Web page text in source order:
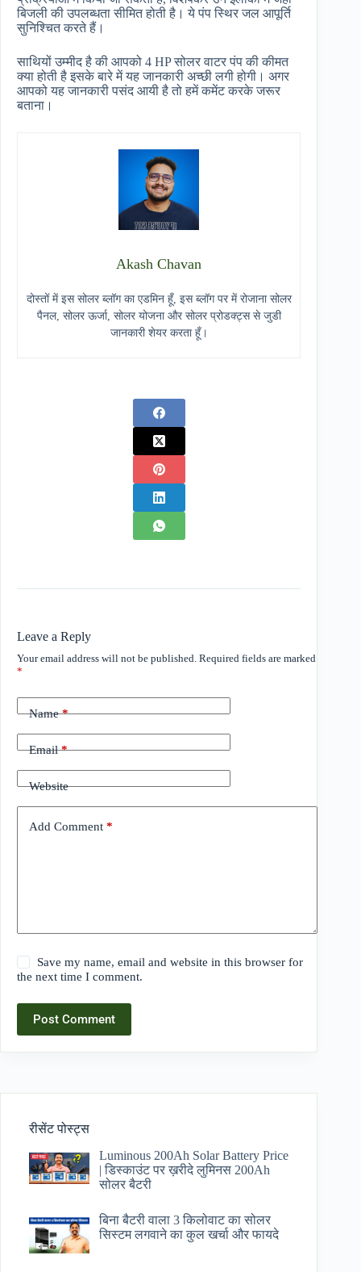
बिजली की उपलब्धता सीमित होती है। ये पंप स्थिर जल आपूर्ति
सुनिश्चित करते हैं।
साथियों उम्मीद है की आपको 4 HP सोलर वाटर पंप की कीमत
क्या होती है इसके बारे में यह जानकारी अच्छी लगी होगी। अगर
आपको यह जानकारी पसंद आयी है तो हमें कमेंट करके जरूर
बताना।
Akash Chavan
दोस्तों में इस सोलर ब्लॉग का एडमिन हूँ, इस ब्लॉग पर में रोजाना सोलर
पैनल, सोलर ऊर्जा, सोलर योजना और सोलर प्रोडक्ट्स से जुडी
जानकारी शेयर करता हूँ।
Leave a Reply
Your email address will not be published. Required fields are marked
*
Name*
Email*
Website
Add Comment *
Save my name, email and website in this browser for
the next time I comment.
Post Comment
रीसेंट पोस्ट्स
Luminous 200Ah Solar Battery Price​
| डिस्काउंट पर ख़रीदे लुमिनस 200Ah
सोलर बैटरी
बिना बैटरी वाला 3 किलोवाट का सोलर
सिस्टम लगवाने का कुल खर्चा और फायदे